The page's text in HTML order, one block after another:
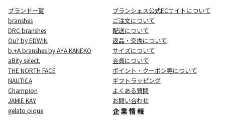
ブランド一覧
branshes
DRC branshes
Ou? by EDWIN
b.+A branshes by AYA KANEKO
aBity select.
THE NORTH FACE
NAUTICA
Champion
JAMIE KAY
gelato pique
ブランシェス公式ECサイトについて
ご注文について
配送について
返品・交換について
サイズについて
会員について
ポイント・クーポン等について
ギフトラッピング
よくある質問
お問い合わせ
企業情報